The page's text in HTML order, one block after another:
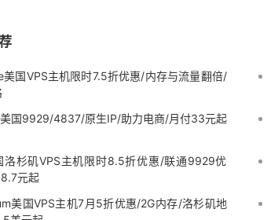
国VPS主机限时7.5折优惠/内存与流量翻倍/
国9929/4837/原生IP/助力电商/月付33元起
洛杉矶VPS主机限时8.5折优惠/联通9929优
元起
美国VPS主机7月5折优惠/2G内存/洛杉矶地